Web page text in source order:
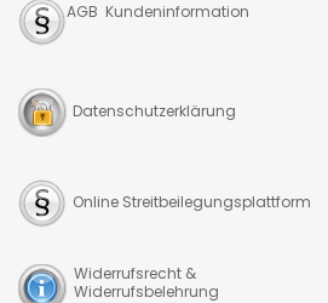
AGB Kundeninformation
Datenschutzerklärung
Online Streitbeilegungsplattform
Widerrufsrecht &
Widerrufsbelehrung